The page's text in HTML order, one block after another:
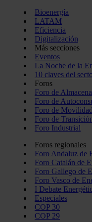
Bioenergía
LATAM
Eficiencia
Digitalización
Más secciones
Eventos
La Noche de la
10 claves del
Foros
Foro de
Foro de
Foro de
Foro de
Foro Industrial
Foros regionales
Foro Andaluz de
Foro Catalán de
Foro Gallego de
Foro Vasco de
I Debate
Especiales
COP 30
COP 29